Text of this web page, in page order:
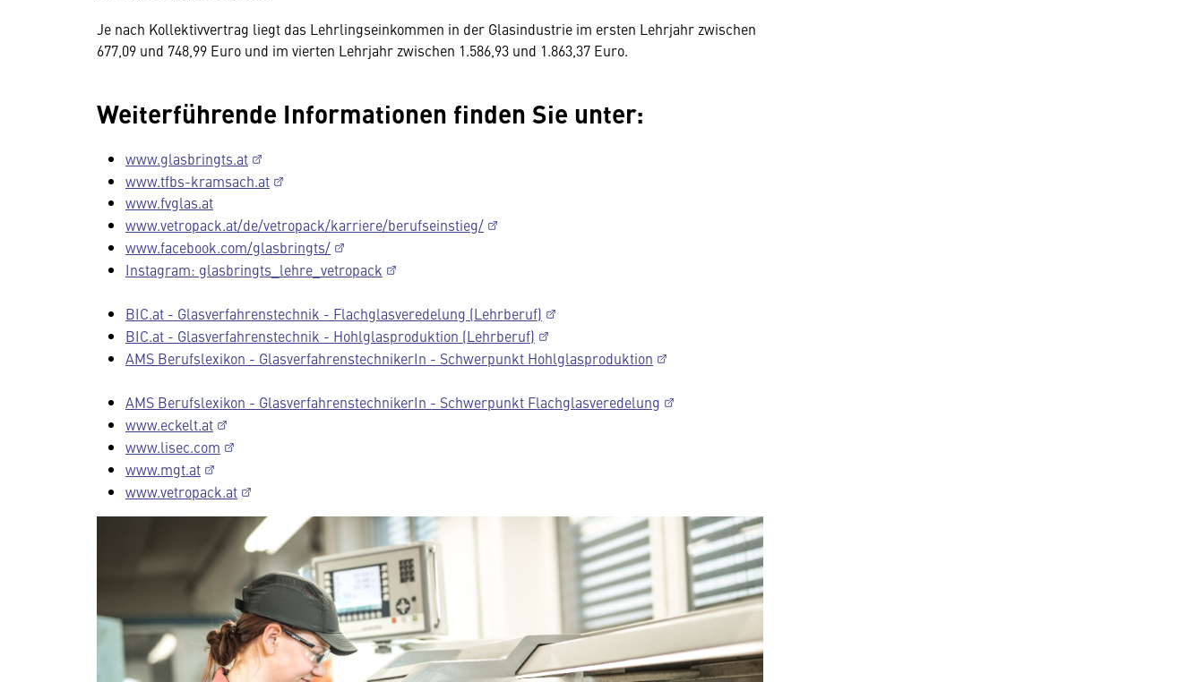
Je nach Kollektivvertrag liegt das Lehrlingseinkommen in der Glasindustrie im ersten Lehrjahr zwischen
677,09 und 748,99 Euro und im vierten Lehrjahr zwischen 1.586,93 und 1.863,37 Euro.
Weiterführende Informationen finden Sie unter:
www.glasbringts.at
www.tfbs-kramsach.at
www.fvglas.at
www.vetropack.at/de/vetropack/karriere/berufseinstieg/
www.facebook.com/glasbringts/
Instagram: glasbringts_lehre_vetropack
BIC.at - Glasverfahrenstechnik - Flachglasveredelung (Lehrberuf)
BIC.at - Glasverfahrenstechnik - Hohlglasproduktion (Lehrberuf)
AMS Berufslexikon - GlasverfahrenstechnikerIn - Schwerpunkt Hohlglasproduktion
AMS Berufslexikon - GlasverfahrenstechnikerIn - Schwerpunkt Flachglasveredelung
www.eckelt.at
www.lisec.com
www.mgt.at
www.vetropack.at